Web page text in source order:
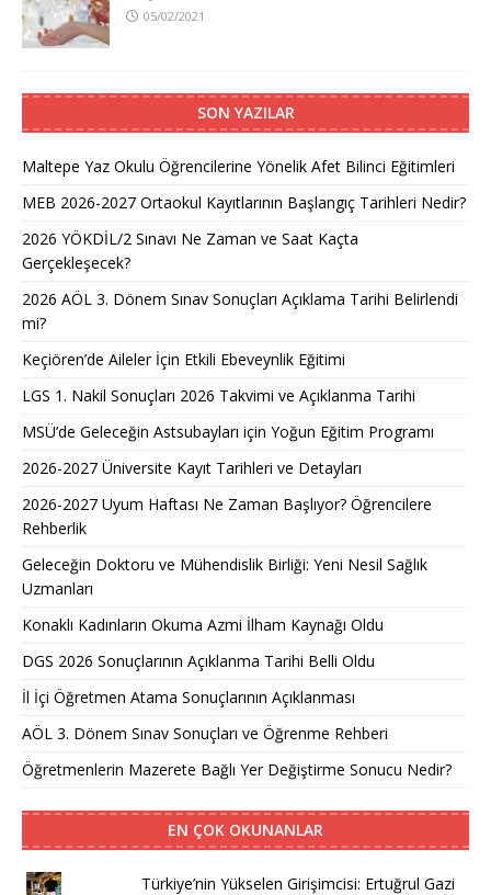
05/02/2021
SON YAZILAR
Maltepe Yaz Okulu Öğrencilerine Yönelik Afet Bilinci Eğitimleri
MEB 2026-2027 Ortaokul Kayıtlarının Başlangıç Tarihleri Nedir?
2026 YÖKDİL/2 Sınavı Ne Zaman ve Saat Kaçta
Gerçekleşecek?
2026 AÖL 3. Dönem Sınav Sonuçları Açıklama Tarihi Belirlendi
mi?
Keçiören’de Aileler İçin Etkili Ebeveynlik Eğitimi
LGS 1. Nakil Sonuçları 2026 Takvimi ve Açıklanma Tarihi
MSÜ’de Geleceğin Astsubayları için Yoğun Eğitim Programı
2026-2027 Üniversite Kayıt Tarihleri ve Detayları
2026-2027 Uyum Haftası Ne Zaman Başlıyor? Öğrencilere
Rehberlik
Geleceğin Doktoru ve Mühendislik Birliği: Yeni Nesil Sağlık
Uzmanları
Konaklı Kadınların Okuma Azmi İlham Kaynağı Oldu
DGS 2026 Sonuçlarının Açıklanma Tarihi Belli Oldu
İl İçi Öğretmen Atama Sonuçlarının Açıklanması
AÖL 3. Dönem Sınav Sonuçları ve Öğrenme Rehberi
Öğretmenlerin Mazerete Bağlı Yer Değiştirme Sonucu Nedir?
EN ÇOK OKUNANLAR
Türkiye’nin Yükselen Girişimcisi: Ertuğrul Gazi